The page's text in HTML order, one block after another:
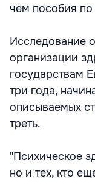
чем пособия по
Исследование
организации
государствам
три года,
описываемых
треть.
"Психическое
но и тех, кто